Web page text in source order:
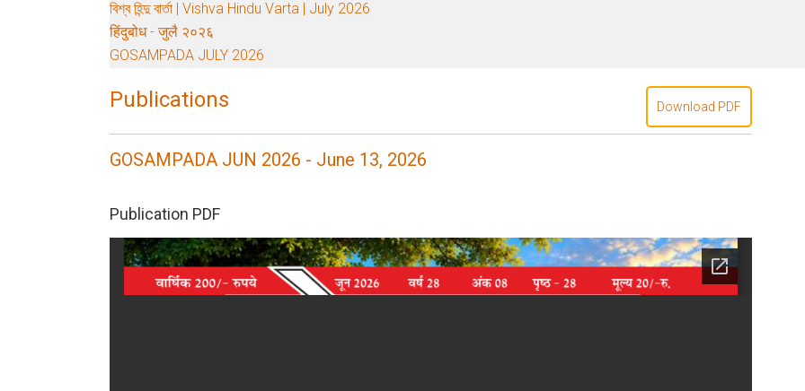
বিশ্ব হিন্দু বার্তা | Vishva Hindu Varta | July 2026
हिंदुबोध - जुलै २०२६
GOSAMPADA JULY 2026
Publications Download PDF
GOSAMPADA JUN 2026 - June 13, 2026
Publication PDF